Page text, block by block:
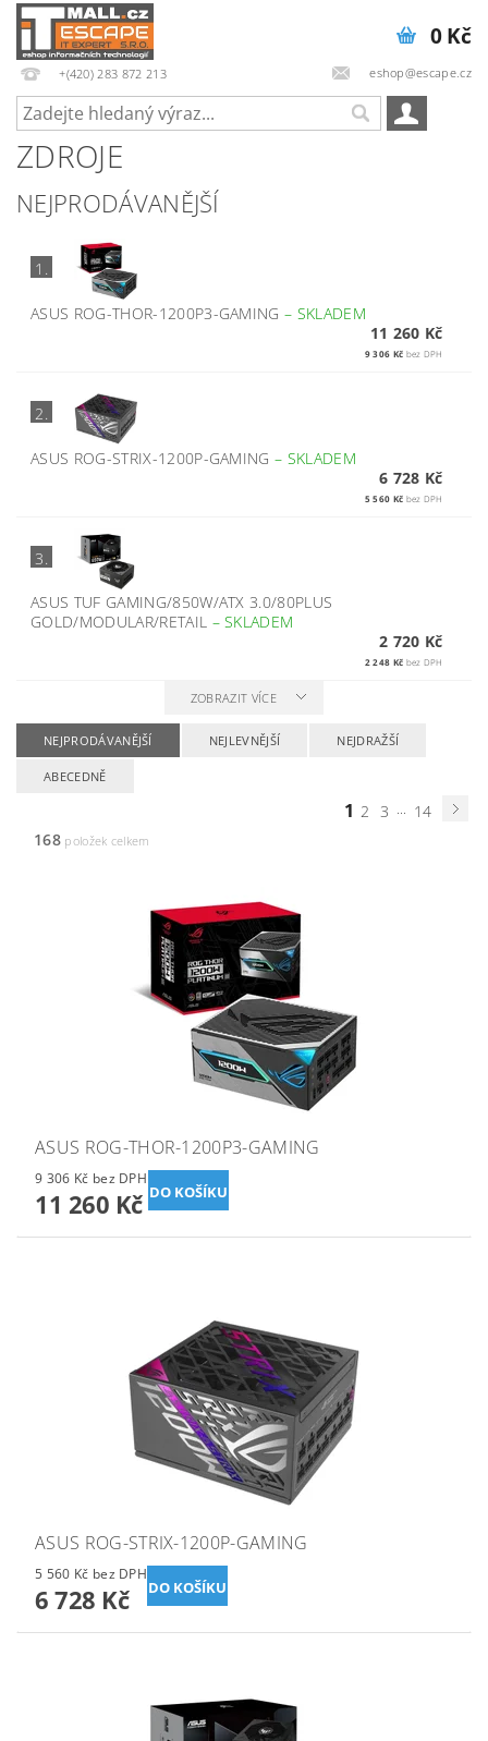
+(420) 283 872 213 eshop@escape.cz
0 Kč
ZDROJE
NEJPRODÁVANĚJŠÍ
1.
ASUS ROG-THOR-1200P3-GAMING– SKLADEM
11 260 Kč
9 306 Kč bez DPH
2.
ASUS ROG-STRIX-1200P-GAMING– SKLADEM
6 728 Kč
5 560 Kč bez DPH
3.
ASUS TUF GAMING/850W/ATX 3.0/80PLUS
GOLD/MODULAR/RETAIL –SKLADEM
2 720 Kč
2 248 Kč bez DPH
ZOBRAZIT VÍCE
NEJPRODÁVANĚJŠÍ NEJLEVNĚJŠÍ NEJDRAŽŠÍ
ABECEDNĚ
1 2 3 ... 14
168položek celkem
ASUS ROG-THOR-1200P3-GAMING
9 306 Kč bez DPH
11 260 Kč
ASUS ROG-STRIX-1200P-GAMING
5 560 Kč bez DPH
6 728 Kč